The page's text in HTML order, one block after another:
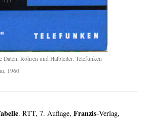
Daten, Röhren und Halbleiter. Telefunken
1960
. RTT, 7. Auflage, Franzis-Verlag,